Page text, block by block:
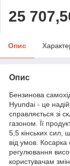
25
Опис
Опис
Бензинова
Hyundai - це
справляється зі
газоном. Її
5,5 кінських сил,
від умов.
регулювання
користувачам